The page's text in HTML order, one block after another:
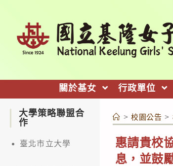
關於基女 行政單位
> 校園公告 >
惠請貴校
息，並鼓
大學策略聯盟合
作
臺北市立大學